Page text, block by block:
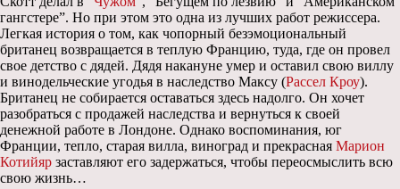
гангстере”. Но при этом это одна из лучших работ режиссера.
Легкая история о том, как чопорный безэмоциональный
британец возвращается в теплую Францию, туда, где он провел
свое детство с дядей. Дядя накануне умер и оставил свою виллу
и винодельческие угодья в наследство Максу (Рассел Кроу).
Британец не собирается оставаться здесь надолго. Он хочет
разобраться с продажей наследства и вернуться к своей
денежной работе в Лондоне. Однако воспоминания, юг
Франции, тепло, старая вилла, виноград и прекрасная Марион
Котийяр заставляют его задержаться, чтобы переосмыслить всю
свою жизнь…